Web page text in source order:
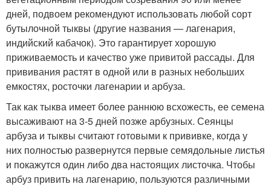
дней, подвоем рекомендуют использовать любой сорт
бутылочной тыквы (другие названия — лагенария,
индийский кабачок). Это гарантирует хорошую
приживаемость и качество уже привитой рассады. Для
прививания растят в одной или в разных небольших
емкостях, росточки лагенарии и арбуза.
Так как тыква имеет более раннюю всхожесть, ее семена
высаживают на 3-5 дней позже арбузных. Сеянцы
арбуза и тыквы считают готовыми к прививке, когда у
них полностью развернутся первые семядольные листья
и покажутся один либо два настоящих листочка. Чтобы
арбуз привить на лагенарию, пользуются различными